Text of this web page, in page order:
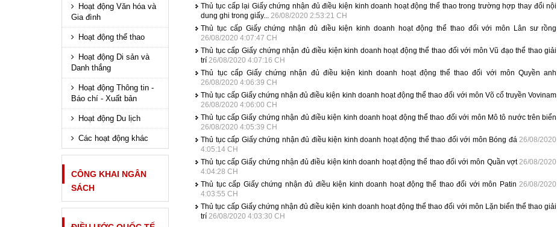
Hoạt động Văn hóa và
Gia đình
Hoạt động thể thao
Hoạt động Di sản và
Danh thắng
Hoạt động Thông tin -
Báo chí - Xuất bản
Hoạt động Du lịch
Các hoạt động khác
CÔNG KHAI NGÂN
SÁCH
Thủ tục cấp lại Giấy chứng nhận đủ điều kiện kinh doanh hoạt động thể thao trong trường hợp thay đổi nội
dung ghi trong giấy...26/08/2020 2:53:21 CH
Thủ tục cấp Giấy chứng nhận đủ điều kiện kinh doanh hoạt động thể thao đối với môn Lân sư rồng
26/08/2020 4:07:47 CH
Thủ tục cấp Giấy chứng nhận đủ điều kiện kinh doanh hoạt động thể thao đối với môn Vũ đạo thể thao giải
trí26/08/2020 4:07:16 CH
Thủ tục cấp Giấy chứng nhận đủ điều kiện kinh doanh hoạt động thể thao đối với môn Quyền anh
26/08/2020 4:06:39 CH
Thủ tục cấp Giấy chứng nhận đủ điều kiện kinh doanh hoạt động thể thao đối với môn Võ cổ truyền Vovinam
26/08/2020 4:06:00 CH
Thủ tục cấp Giấy chứng nhận đủ điều kiện kinh doanh hoạt động thể thao đối với môn Mô tô nước trên biển
26/08/2020 4:05:39 CH
Thủ tục cấp Giấy chứng nhận đủ điều kiện kinh doanh hoạt động thể thao đối với môn Bóng đá26/08/2020
4:05:14 CH
Thủ tục cấp Giấy chứng nhận đủ điều kiện kinh doanh hoạt động thể thao đối với môn Quần vợt26/08/2020
4:04:28 CH
Thủ tục cấp Giấy chứng nhận đủ điều kiện kinh doanh hoạt động thể thao đối với môn Patin26/08/2020
4:03:55 CH
Thủ tục cấp Giấy chứng nhận đủ điều kiện kinh doanh hoạt động thể thao đối với môn Lặn biển thể thao giải
trí26/08/2020 4:03:30 CH